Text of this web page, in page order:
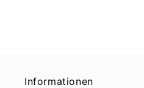
Informationen